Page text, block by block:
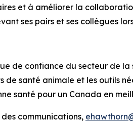
et à améliorer la
ses pairs et ses collègues
de confiance du secteur de
de santé animale et les outils
santé pour un Canada en
communications,